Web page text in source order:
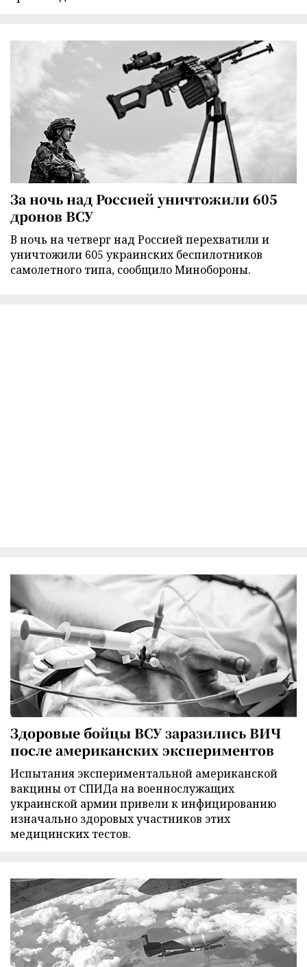
За ночь над Россией уничтожили 605
дронов ВСУ
В ночь на четверг над Россией перехватили и
уничтожили 605 украинских беспилотников
самолетного типа, сообщило Минобороны.
Здоровые бойцы ВСУ заразились ВИЧ
после американских экспериментов
Испытания экспериментальной американской
вакцины от СПИДа на военнослужащих
украинской армии привели к инфицированию
изначально здоровых участников этих
медицинских тестов.